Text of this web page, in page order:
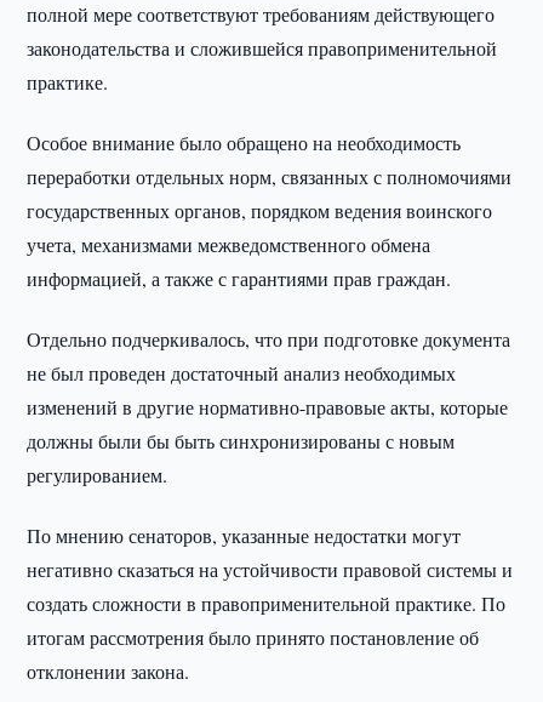
полной мере соответствуют требованиям действующего
законодательства и сложившейся правоприменительной
практике.
Особое внимание было обращено на необходимость
переработки отдельных норм, связанных с полномочиями
государственных органов, порядком ведения воинского
учета, механизмами межведомственного обмена
информацией, а также с гарантиями прав граждан.
Отдельно подчеркивалось, что при подготовке документа
не был проведен достаточный анализ необходимых
изменений в другие нормативно-правовые акты, которые
должны были бы быть синхронизированы с новым
регулированием.
По мнению сенаторов, указанные недостатки могут
негативно сказаться на устойчивости правовой системы и
создать сложности в правоприменительной практике. По
итогам рассмотрения было принято постановление об
отклонении закона.